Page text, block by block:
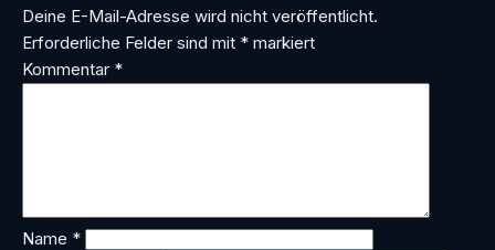
Deine E-Mail-Adresse wird nicht veröffentlicht.
Erforderliche Felder sind mit * markiert
Kommentar *
Name *